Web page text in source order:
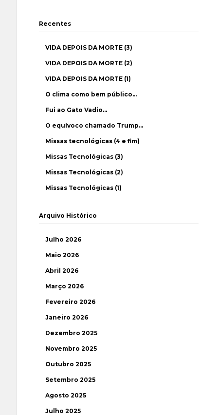
Recentes
VIDA DEPOIS DA MORTE (3)
VIDA DEPOIS DA MORTE (2)
VIDA DEPOIS DA MORTE (1)
O clima como bem público…
Fui ao Gato Vadio…
O equívoco chamado Trump…
Missas tecnológicas (4 e fim)
Missas Tecnológicas (3)
Missas Tecnológicas (2)
Missas Tecnológicas (1)
Arquivo Histórico
Julho 2026
Maio 2026
Abril 2026
Março 2026
Fevereiro 2026
Janeiro 2026
Dezembro 2025
Novembro 2025
Outubro 2025
Setembro 2025
Agosto 2025
Julho 2025